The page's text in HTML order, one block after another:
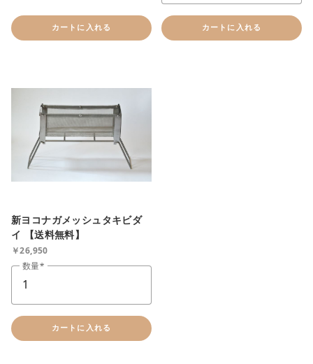
カートに入れる カートに入れる
新ヨコナガメッシュタキビダ
イ 【送料無料】
￥26,950
数量
カートに入れる
カートへ進む